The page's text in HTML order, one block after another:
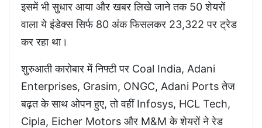
इसमें भी सुधार आया और खबर लिखे जाने तक 50 शेयरों
वाला ये इंडेक्स सिर्फ 80 अंक फिसलकर 23,322 पर ट्रेड
कर रहा था।
शुरुआती कारोबार में निफ्टी पर Coal India, Adani
Enterprises, Grasim, ONGC, Adani Ports तेज
बढ़त के साथ ओपन हुए, तो वहीं Infosys, HCL Tech,
Cipla, Eicher Motors और M&M के शेयरों ने रेड